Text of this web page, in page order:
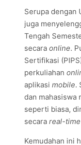
Serupa dengan
juga
Tengah
secara online.
Sertifikasi
perkuliahan
aplikasi mobile.
dan mahasiswa
seperti biasa,
secara real-time
Kemudahan ini